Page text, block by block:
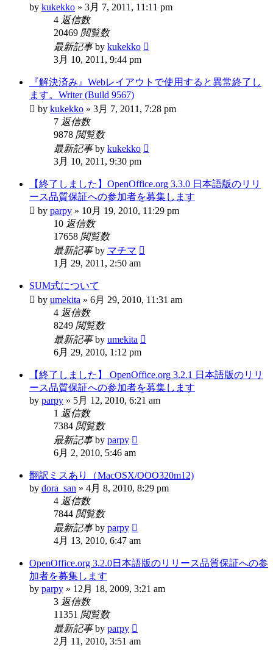
by kukekko » 3月 7, 2011, 11:11 pm
4 返信数
20469 閲覧数
最新記事by kukekko
3月 10, 2011, 9:44 pm
『解決済み』Webレイアウトで使用すると異常終了し
ます。Writer (Build 9567)
by kukekko » 3月 7, 2011, 7:28 pm
7 返信数
9878 閲覧数
最新記事by kukekko
3月 10, 2011, 9:30 pm
【終了しました】OpenOffice.org 3.3.0 日本語版のリリ
ース品質保証への参加者を募集します
by parpy » 10月 19, 2010, 11:29 pm
10 返信数
17658 閲覧数
最新記事by マチマ
1月 29, 2011, 2:50 am
SUM式について
by umekita » 6月 29, 2010, 11:31 am
4 返信数
8249 閲覧数
最新記事by umekita
6月 29, 2010, 1:12 pm
【終了しました】 OpenOffice.org 3.2.1 日本語版のリリ
ース品質保証への参加者を募集します
by parpy » 5月 12, 2010, 6:21 am
1 返信数
7384 閲覧数
最新記事by parpy
6月 2, 2010, 5:46 am
翻訳ミスあり（MacOSX/OOO320m12)
by dora_san » 4月 8, 2010, 8:29 pm
4 返信数
7844 閲覧数
最新記事by parpy
4月 13, 2010, 6:47 am
OpenOffice.org 3.2.0日本語版のリリース品質保証への参
加者を募集します
by parpy » 12月 18, 2009, 3:21 am
3 返信数
11351 閲覧数
最新記事by parpy
2月 11, 2010, 3:51 am